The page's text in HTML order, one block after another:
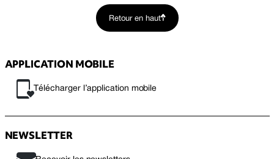
Retour en haut
APPLICATION MOBILE
Télécharger l’application mobile
NEWSLETTER